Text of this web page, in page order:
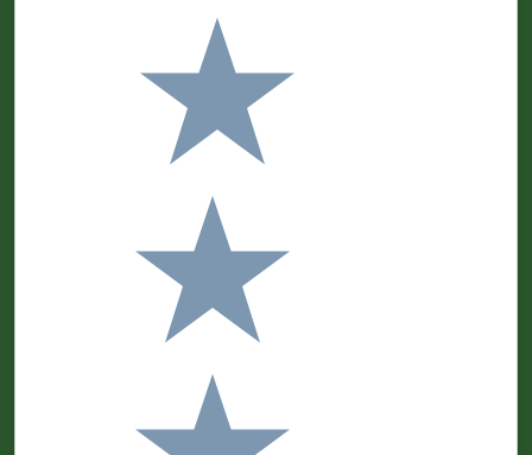
Valuta da 1 a 5 stelle la pagina